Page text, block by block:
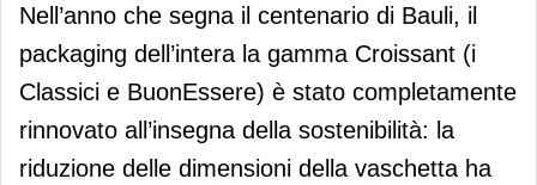
Nell’anno che segna il centenario di Bauli, il
packaging dell’intera la gamma Croissant (i
Classici e BuonEssere) è stato completamente
rinnovato all’insegna della sostenibilità: la
riduzione delle dimensioni della vaschetta ha